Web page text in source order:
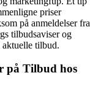
priser
på anmeldelser fra
tilbudsaviser og
tilbud.
på Tilbud hos